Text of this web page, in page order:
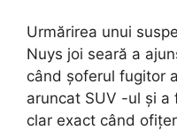
Urmărirea unui
Nuys joi seară a
când șoferul fugitor
aruncat SUV -ul și
clar exact când